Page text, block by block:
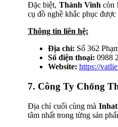
Đặc biệt, Thành Vinh còn
cụ đồ nghề khắc phục
Thông tin liên hệ:
Địa chỉ: Số 362
Số điện thoại: 0988
Website: https://
7. Công Ty Chống
Địa chỉ cuối cùng mà Inhat
tâm nhất trong từng sản